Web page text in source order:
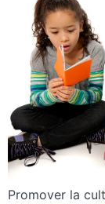
Promover la